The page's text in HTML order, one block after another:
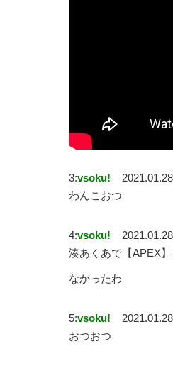
3:vsoku!
わんこおつ
4:vsoku!
湊あくあで【APEX
なかったわ
5:vsoku!
おつおつ